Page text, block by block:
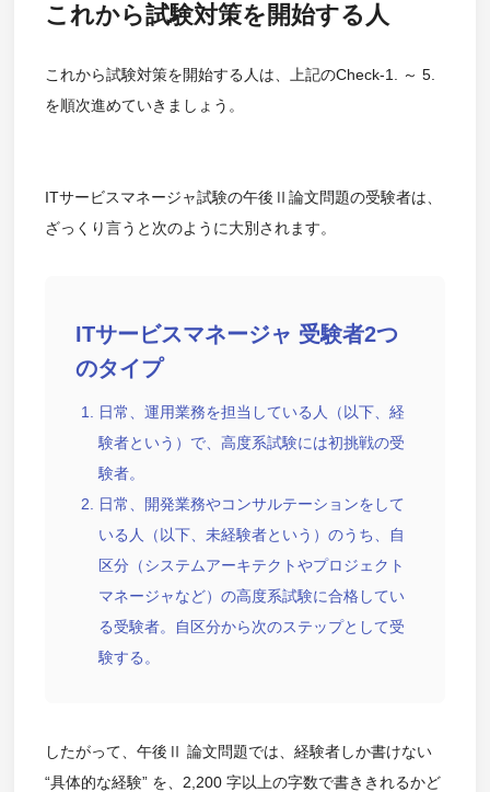
これから試験対策を開始する人
これから試験対策を開始する人は、上記のCheck-1. ～ 5.
を順次進めていきましょう。
ITサービスマネージャ試験の午後Ⅱ論文問題の受験者は、
ざっくり言うと次のように大別されます。
ITサービスマネージャ 受験者2つ
のタイプ
日常、運用業務を担当している人（以下、経
験者という）で、高度系試験には初挑戦の受
験者。
日常、開発業務やコンサルテーションをして
いる人（以下、未経験者という）のうち、自
区分（システムアーキテクトやプロジェクト
マネージャなど）の高度系試験に合格してい
る受験者。自区分から次のステップとして受
験する。
したがって、午後Ⅱ 論文問題では、経験者しか書けない
“具体的な経験” を、2,200 字以上の字数で書ききれるかど